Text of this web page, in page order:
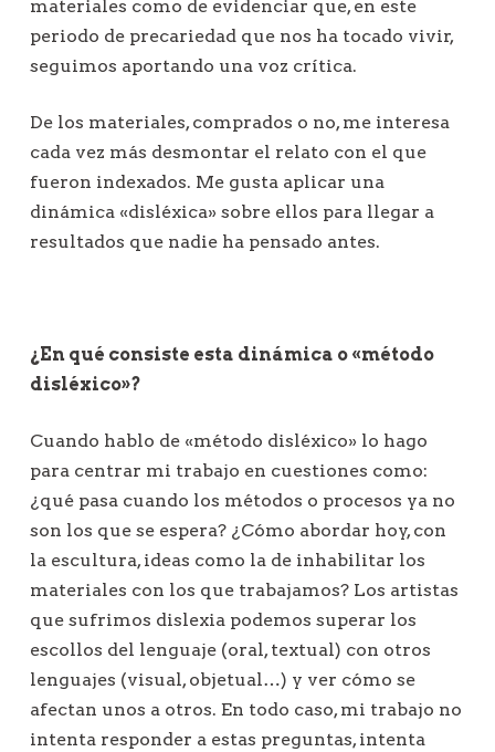
materiales como de evidenciar que, en este
periodo de precariedad que nos ha tocado vivir,
seguimos aportando una voz crítica.
De los materiales, comprados o no, me interesa
cada vez más desmontar el relato con el que
fueron indexados. Me gusta aplicar una
dinámica «disléxica» sobre ellos para llegar a
resultados que nadie ha pensado antes.
¿En qué consiste esta dinámica o «método
disléxico»?
Cuando hablo de «método disléxico» lo hago
para centrar mi trabajo en cuestiones como:
¿qué pasa cuando los métodos o procesos ya no
son los que se espera? ¿Cómo abordar hoy, con
la escultura, ideas como la de inhabilitar los
materiales con los que trabajamos? Los artistas
que sufrimos dislexia podemos superar los
escollos del lenguaje (oral, textual) con otros
lenguajes (visual, objetual…) y ver cómo se
afectan unos a otros. En todo caso, mi trabajo no
intenta responder a estas preguntas, intenta